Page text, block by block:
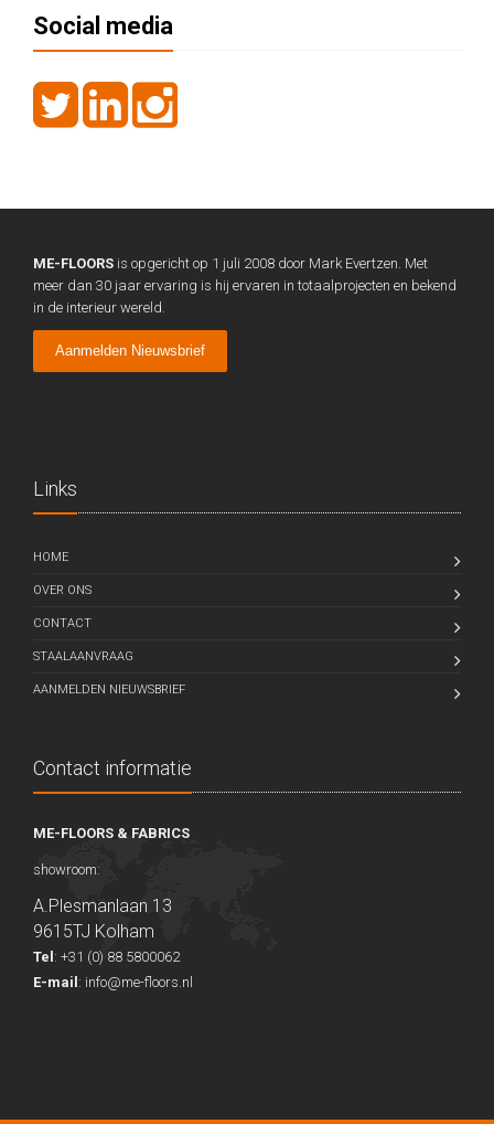
Social media
ME-FLOORS is opgericht op 1 juli 2008 door Mark Evertzen. Met
meer dan 30 jaar ervaring is hij ervaren in totaalprojecten en bekend
in de interieur wereld.
Aanmelden Nieuwsbrief
Links
HOME
OVER ONS
CONTACT
STAALAANVRAAG
AANMELDEN NIEUWSBRIEF
Contact informatie
ME-FLOORS & FABRICS
showroom:
A.Plesmanlaan 13
9615TJ Kolham
Tel : +31 (0) 88 5800062
E-mail : info@me-floors.nl